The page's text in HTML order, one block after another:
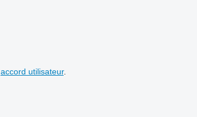
accord utilisateur.